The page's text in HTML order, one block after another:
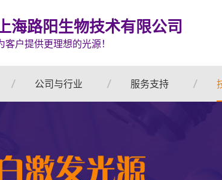
海路阳生物技术有限公司
客户提供更理想的光源！
公司与行业 服务支持